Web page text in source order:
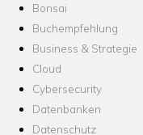
Bonsai
Buchempfehlung
Business & Strategie
Cloud
Cybersecurity
Datenbanken
Datenschutz